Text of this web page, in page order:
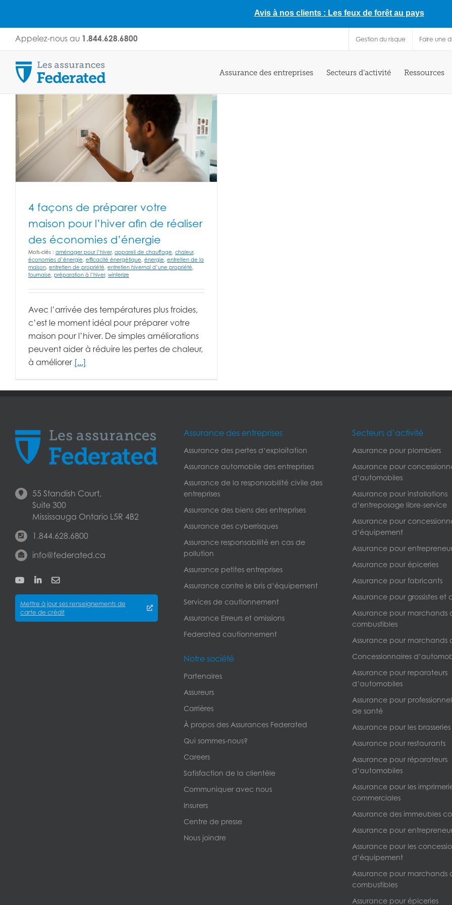
content
Appelez-nous au 1.844.628.6800 Gestion du risque Faire une
Assurance des entreprises Secteurs d’activité Ressources
4 façons de préparer votre
maison pour l’hiver afin de réaliser
des économies d’énergie
Mots-clés : aménager pour l’hiver, appareil de chauffage, chaleur,
économies d’énergie, efficacité énergétique, énergie, entretien de la
maison, entretien de propriété, entretien hivernal d’une propriété,
fournaise, préparation à l’hiver, winterize
Avec l’arrivée des températures plus froides,
c’est le moment idéal pour préparer votre
maison pour l’hiver. De simples améliorations
peuvent aider à réduire les pertes de chaleur,
à améliorer [...]
55 Standish Court,
Suite 300
Mississauga Ontario L5R 4B2
1.844.628.6800
info@federated.ca
Mettre à jour ses renseignements de
carte de crédit
Assurance des entreprises
Assurance des pertes d’exploitation
Assurance automobile des entreprises
Assurance de la responsabilité civile des
entreprises
Assurance des biens des entreprises
Assurance des cyberrisques
Assurance responsabilité en cas de
pollution
Assurance petites entreprises
Assurance contre le bris d’équipement
Services de cautionnement
Assurance Erreurs et omissions
Federated cautionnement
Notre société
Partenaires
Assureurs
Carrières
À propos des Assurances Federated
Qui sommes-nous?
Careers
Satisfaction de la clientèle
Communiquer avec nous
Insurers
Centre de presse
Nous joindre
Secteurs d’activité
Assurance pour plombiers
Assurance pour
d’automobiles
Assurance pour installations
d’entreposage libre-service
Assurance pour
d’équipement
Assurance pour
Assurance pour épiceries
Assurance pour fabricants
Assurance pour grossistes et
Assurance pour marchands
combustibles
Assurance pour marchands
Concessionnaires
Assurance pour reparateurs
d’automobiles
Assurance pour
de santé
Assurance pour les brasseries
Assurance pour restaurants
Assurance pour réparateurs
d’automobiles
Assurance pour les
commerciales
Assurance des immeubles
Assurance pour
Assurance pour les
d’équipement
Assurance pour marchands
combustibles
Assurance pour épiceries
Avis à nos clients : Les feux de forêt au pays